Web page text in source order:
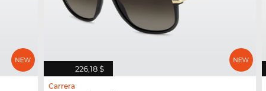
226,18 $
Carrera